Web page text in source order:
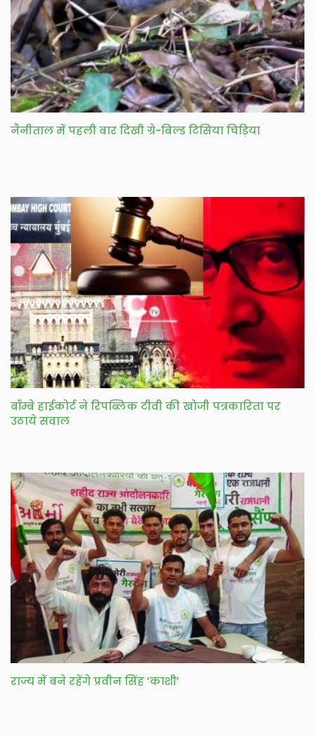
नैनीताल में पहली बार दिखी ग्रे-बिल्ड टिसिया चिड़िया
बॉंम्बे हाईकोर्ट ने रिपब्लिक टीवी की खोजी पत्रकारिता पर
उठाये सवाल
राज्य में बने रहेंगे प्रवीन सिंह ‘काशी’